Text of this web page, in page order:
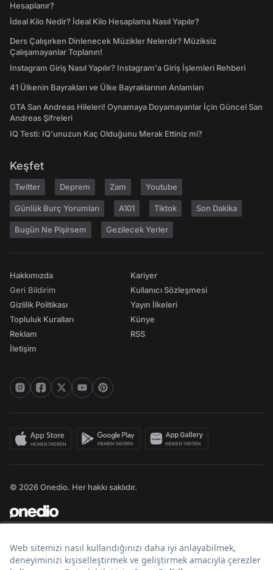
Hesaplanır?
İdeal Kilo Nedir? İdeal Kilo Hesaplama Nasıl Yapılır?
Ders Çalışırken Dinlenecek Müzikler Nelerdir? Müziksiz
Çalışamayanlar Toplanın!
Instagram Giriş Nasıl Yapılır? Instagram'a Giriş İşlemleri Rehberi
41 Ülkenin Bayrakları ve Ülke Bayraklarının Anlamları
GTA San Andreas Hileleri! Oynamaya Doyamayanlar İçin Güncel San
Andreas Şifreleri
IQ Testi: IQ'unuzun Kaç Olduğunu Merak Ettiniz mi?
Keşfet
Twitter Deprem Zam Youtube
Günlük Burç Yorumları A101 Tiktok Son Dakika
Bugün Ne Pişirsem Gezilecek Yerler
Hakkımızda
Geri Bildirim
Gizlilik Politikası
Topluluk Kuralları
Reklam
İletişim
Kariyer
Kullanıcı Sözleşmesi
Yayın İlkeleri
Künye
RSS
© 2026 Onedio. Her hakkı saklıdır.
Bir markasıdır.